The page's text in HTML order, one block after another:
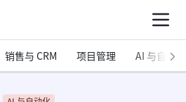
销售与 CRM 项目管理 AI 与自动化